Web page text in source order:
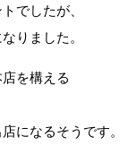
でしたが、
りました。
を構える
になるそうです。